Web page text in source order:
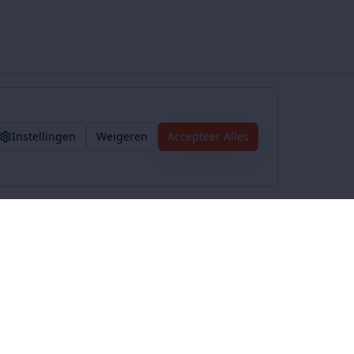
Instellingen Weigeren Accepteer Alles